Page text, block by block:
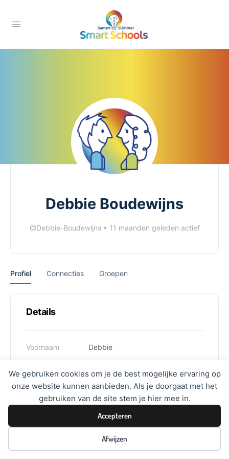
We gebruiken cookies om je de best mogelijke ervaring op
onze website kunnen aanbieden. Als je doorgaat met het
gebruiken van de site stem je hier mee in.
Accepteren
Afwijzen
Debbie Boudewijns
@Debbie-Boudewijns • 11 maanden geleden actief
Profiel Connecties Groepen
Details
Voornaam Debbie
Achternaam Boudewijns
Gebruikersnaam debbie.boudewijns@mondiaen.nl